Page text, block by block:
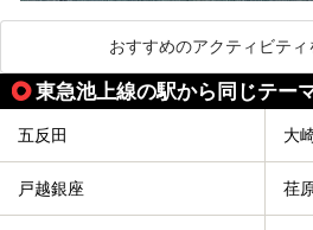
おすすめのアクティビティ
東急池上線の駅から同じテー
五反田 大
戸越銀座 荏